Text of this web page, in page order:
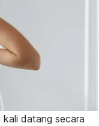
kali datang secara